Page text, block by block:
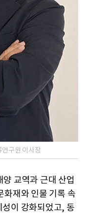
구원 이사장
교역과 근대 산업
화재와 인물 기록 속
이 강화되었고, 동